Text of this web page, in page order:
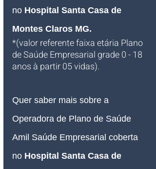
no Hospital Santa Casa de
Montes Claros MG.
*(valor referente faixa etária Plano
de Saúde Empresarial grade 0 - 18
anos à partir 05 vidas).
Quer saber mais sobre a
Operadora de Plano de Saúde
Amil Saúde Empresarial coberta
no Hospital Santa Casa de